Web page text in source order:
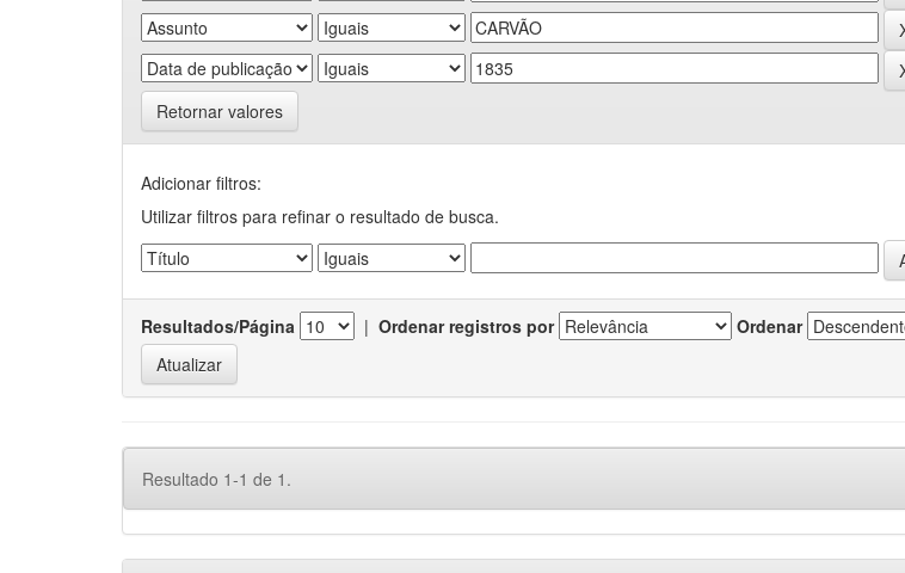
Retornar valores
Adicionar filtros:
Utilizar filtros para refinar o resultado de busca.
Resultados/Página | Ordenar registros por Ordenar
Resultado 1-1 de 1.